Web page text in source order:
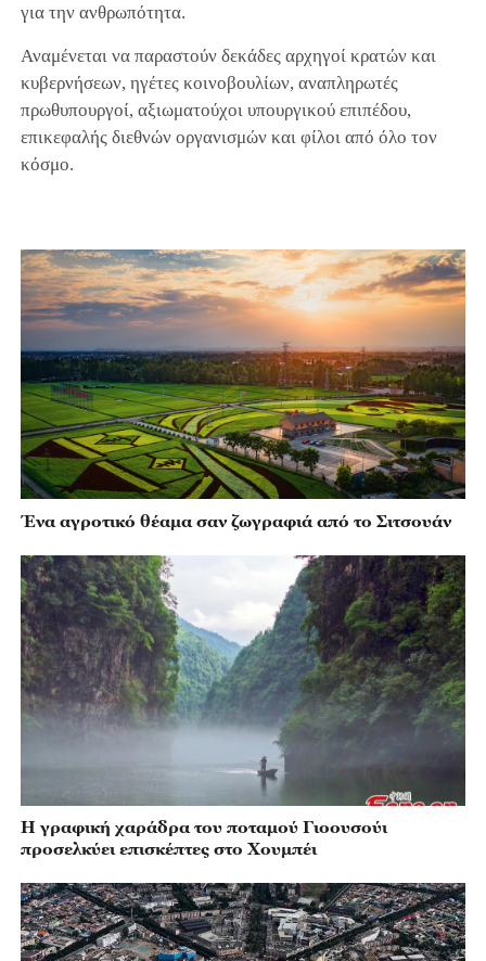
για την ανθρωπότητα.
Αναμένεται να παραστούν δεκάδες αρχηγοί κρατών και
κυβερνήσεων, ηγέτες κοινοβουλίων, αναπληρωτές
πρωθυπουργοί, αξιωματούχοι υπουργικού επιπέδου,
επικεφαλής διεθνών οργανισμών και φίλοι από όλο τον
κόσμο.
Ένα αγροτικό θέαμα σαν ζωγραφιά από το Σιτσουάν
Η γραφική χαράδρα του ποταμού Γιοουσούι
προσελκύει επισκέπτες στο Χουμπέι